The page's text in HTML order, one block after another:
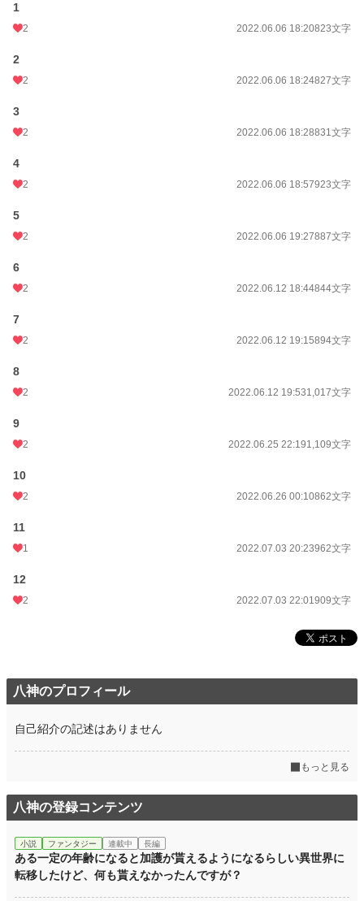
1
2 2022.06.06 18:20823文字
2
2 2022.06.06 18:24827文字
3
2 2022.06.06 18:28831文字
4
2 2022.06.06 18:57923文字
5
2 2022.06.06 19:27887文字
6
2 2022.06.12 18:44844文字
7
2 2022.06.12 19:15894文字
8
2 2022.06.12 19:531,017文字
9
2 2022.06.25 22:191,109文字
10
2 2022.06.26 00:10862文字
11
1 2022.07.03 20:23962文字
12
2 2022.07.03 22:01909文字
八神のプロフィール
自己紹介の記述はありません
もっと見る
八神の登録コンテンツ
小説 ファンタジー 連載中 長編
ある一定の年齢になると加護が貰えるようになるらしい異世界に
転移したけど、何も貰えなかったんですが？